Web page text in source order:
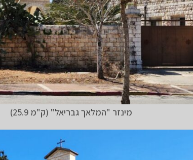
מינזר "המלאך גבריאל" (ק"מ 25.9)